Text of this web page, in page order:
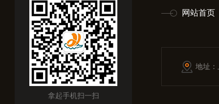
拿起手机扫一扫
网站首页
地址